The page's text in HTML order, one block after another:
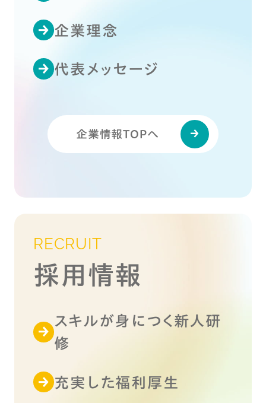
企業理念
代表メッセージ
企業情報TOPへ
RECRUIT
採用情報
スキルが身につく新人研
修
充実した福利厚生